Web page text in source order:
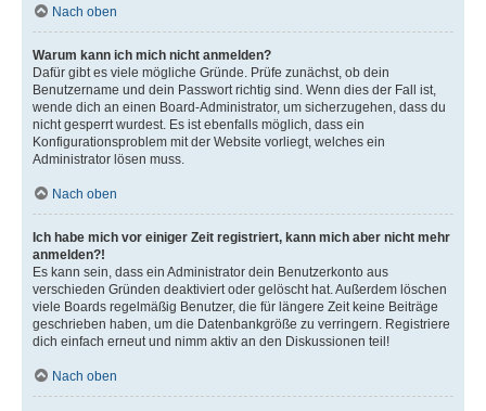
Nach oben
Warum kann ich mich nicht anmelden?
Dafür gibt es viele mögliche Gründe. Prüfe zunächst, ob dein
Benutzername und dein Passwort richtig sind. Wenn dies der Fall ist,
wende dich an einen Board-Administrator, um sicherzugehen, dass du
nicht gesperrt wurdest. Es ist ebenfalls möglich, dass ein
Konfigurationsproblem mit der Website vorliegt, welches ein
Administrator lösen muss.
Nach oben
Ich habe mich vor einiger Zeit registriert, kann mich aber nicht mehr
anmelden?!
Es kann sein, dass ein Administrator dein Benutzerkonto aus
verschieden Gründen deaktiviert oder gelöscht hat. Außerdem löschen
viele Boards regelmäßig Benutzer, die für längere Zeit keine Beiträge
geschrieben haben, um die Datenbankgröße zu verringern. Registriere
dich einfach erneut und nimm aktiv an den Diskussionen teil!
Nach oben